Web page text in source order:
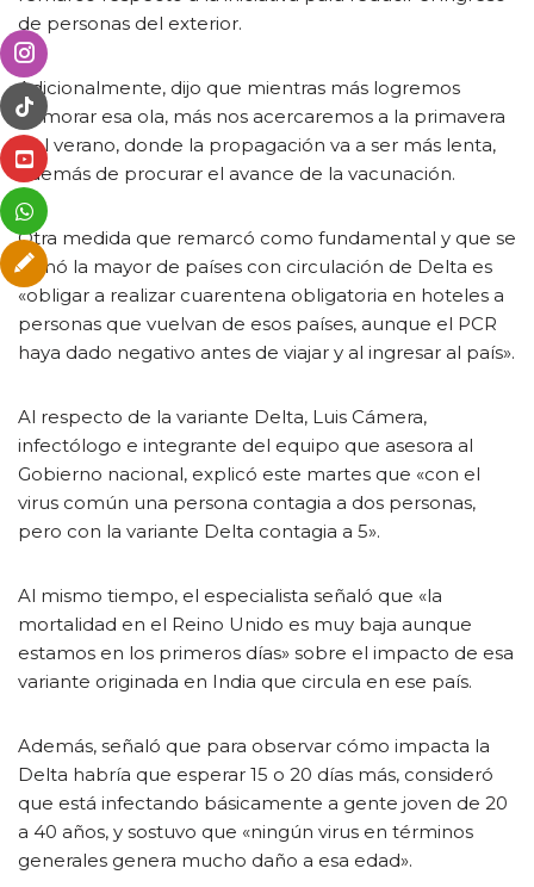
de personas del exterior.
Adicionalmente, dijo que mientras más logremos
demorar esa ola, más nos acercaremos a la primavera
y el verano, donde la propagación va a ser más lenta,
además de procurar el avance de la vacunación.
Otra medida que remarcó como fundamental y que se
tomó la mayor de países con circulación de Delta es
«obligar a realizar cuarentena obligatoria en hoteles a
personas que vuelvan de esos países, aunque el PCR
haya dado negativo antes de viajar y al ingresar al país».
Al respecto de la variante Delta, Luis Cámera,
infectólogo e integrante del equipo que asesora al
Gobierno nacional, explicó este martes que «con el
virus común una persona contagia a dos personas,
pero con la variante Delta contagia a 5».
Al mismo tiempo, el especialista señaló que «la
mortalidad en el Reino Unido es muy baja aunque
estamos en los primeros días» sobre el impacto de esa
variante originada en India que circula en ese país.
Además, señaló que para observar cómo impacta la
Delta habría que esperar 15 o 20 días más, consideró
que está infectando básicamente a gente joven de 20
a 40 años, y sostuvo que «ningún virus en términos
generales genera mucho daño a esa edad».